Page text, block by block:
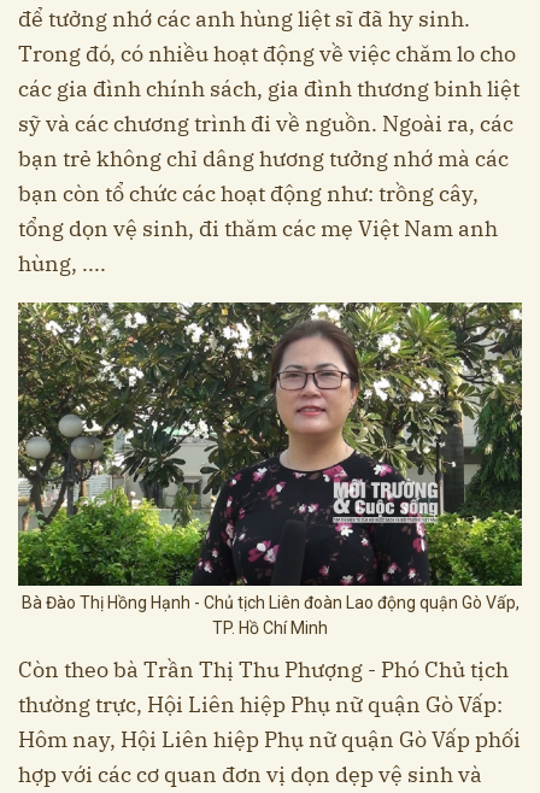
để tưởng nhớ các anh hùng liệt sĩ đã hy sinh.
Trong đó, có nhiều hoạt động về việc chăm lo cho
các gia đình chính sách, gia đình thương binh liệt
sỹ và các chương trình đi về nguồn. Ngoài ra, các
bạn trẻ không chỉ dâng hương tưởng nhớ mà các
bạn còn tổ chức các hoạt động như: trồng cây,
tổng dọn vệ sinh, đi thăm các mẹ Việt Nam anh
hùng, ....
Bà Đào Thị Hồng Hạnh - Chủ tịch Liên đoàn Lao động quận Gò Vấp,
TP. Hồ Chí Minh
Còn theo bà Trần Thị Thu Phượng - Phó Chủ tịch
thường trực, Hội Liên hiệp Phụ nữ quận Gò Vấp:
Hôm nay, Hội Liên hiệp Phụ nữ quận Gò Vấp phối
hợp với các cơ quan đơn vị dọn dẹp vệ sinh và